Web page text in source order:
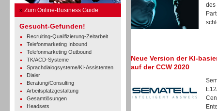
» Zum Online-Business Guide
Gesucht-Gefunden!
Recruiting-Qualifizierung-Zeitarbeit
Telefonmarketing Inbound
Telefonmarketing Outbound
TK/ACD-Systeme
Sprachdialogsysteme/KI-Assistenten
Dialer
Beratung/Consulting
Arbeitsplatzgestaltung
Gesamtlösungen
Headsets
des
Neue Version der KI-
auf der CCW 2020